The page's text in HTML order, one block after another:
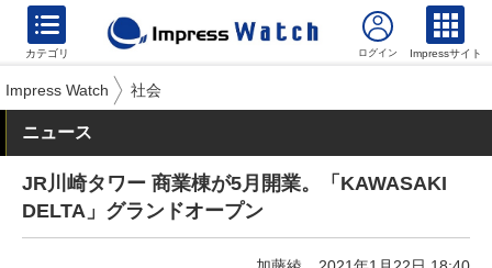
カテゴリ Impressサイト
Impress Watch 社会
ニュース
JR川崎タワー 商業棟が5月開業。「KAWASAKI
DELTA」グランドオープン